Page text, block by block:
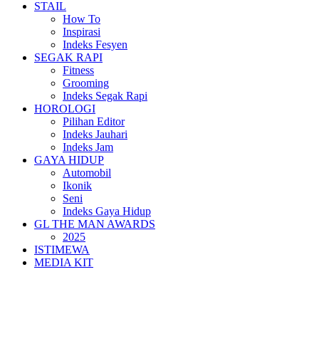
STAIL
How To
Inspirasi
Indeks Fesyen
SEGAK RAPI
Fitness
Grooming
Indeks Segak Rapi
HOROLOGI
Pilihan Editor
Indeks Jauhari
Indeks Jam
GAYA HIDUP
Automobil
Ikonik
Seni
Indeks Gaya Hidup
GL THE MAN AWARDS
2025
ISTIMEWA
MEDIA KIT